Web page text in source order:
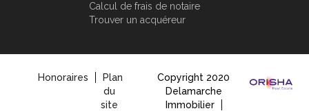
Calcul de frais de notaire
Trouver un acquéreur
Honoraires
Plan
du
site
Copyright 2020
Delamarche
Immobilier